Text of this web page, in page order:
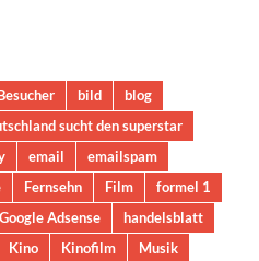
bild
blog
sucht den superstar
email
emailspam
Fernsehn Film
formel 1
Google Adsense
handelsblatt
Kino Kinofilm Musik